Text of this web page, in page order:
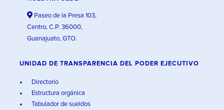
Paseo de la Presa 103,
Centro, C.P. 36000,
Guanajuato, GTO.
UNIDAD DE TRANSPARENCIA DEL PODER EJECUTIVO
Directorio
Estructura orgánica
Tabulador de sueldos